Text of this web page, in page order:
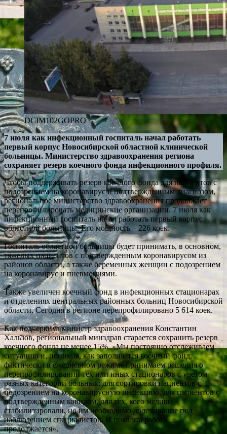
DCIM102GOPRO
7 июля как инфекционный госпиталь начал работать
первый корпус Новосибирской областной клинической
больницы. Министерство здравоохранения региона
сохраняет резерв коечного фонда инфекционного профиля.
Чтобы поддерживать резерв коечного фонда для пациентов с
подозрением на коронавирус и подтвержденным диагнозом,
региональное министерство здравоохранения продолжает
перепрофилировать медицинские организации. 7 июля как
инфекционный госпиталь начал работать первый корпус
областной больницы. Его мощность – 226 коек.
Госпиталь областной больницы будет принимать, в основном,
тяжелых пациентов с подтвержденным коронавирусом из
районов области, а также беременных женщин с подозрением
на коронавирус и пневмониями.
Также увеличен коечный фонд в инфекционных стационарах
и отделениях центральных районных больниц Новосибирской
области. Сегодня в регионе перепрофилировано 5 614 коек.
Как подчеркнул министр здравоохранения Константин
Хальзов, региональный минздрав старается сохранить резерв
коечного фонда не менее 15%. «Мы постоянно отслеживаем
ситуацию и, понимая, как заполняется коечный фонд,
фактически в ежедневном режиме принимаем решения о
перепрофилировании тех или иных стационаров с учетом
разных категорий больных: для сортировки пациентов с
подозрением на коронавирусную инфекцию, для пациентов с
подтвержденным ковидом, для тех, кого медики
стабилизировали, но им необходимо долечивание под
наблюдением специалистов. И пока эта работа
продолжается».